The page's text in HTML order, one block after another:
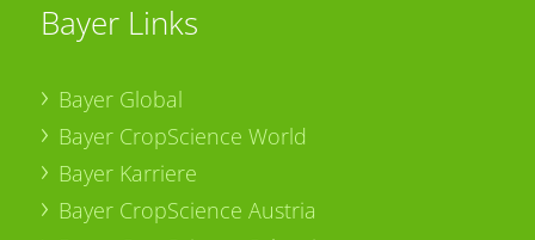
Bayer Links
Bayer Global
Bayer CropScience World
Bayer Karriere
Bayer CropScience Austria